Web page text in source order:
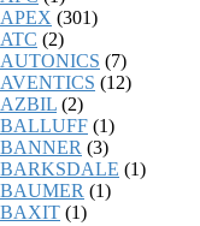
APEX (301)
ATC (2)
AUTONICS (7)
AVENTICS (12)
AZBIL (2)
BALLUFF (1)
BANNER (3)
BARKSDALE (1)
BAUMER (1)
BAXIT (1)